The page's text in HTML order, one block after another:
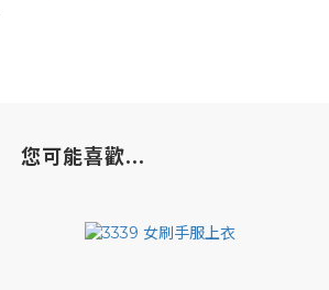
您可能喜歡...